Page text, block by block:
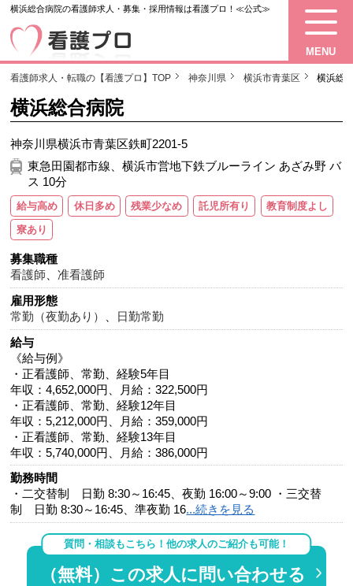
横浜総合病院の看護師求人・募集・採用情報は看護プロ！≪公式≫
MENU
看護師求人・転職の【看護プロ】TOP 神奈川県 横浜市青葉区 横浜総
横浜総合病院
神奈川県横浜市青葉区鉄町2201-5
東急田園都市線、横浜市営地下鉄ブルーライン あざみ野 バ
ス 10分
給与高め 休日多め 残業少なめ 託児所有り 教育制度よし
寮あり
募集職種
看護師、准看護師
雇用形態
常勤（夜勤あり）
日勤常勤
給与
《給与例》
・正看護師、常勤、経験5年目
年収：4,652,000円、月給：322,500円
・正看護師、常勤、経験12年目
年収：5,212,000円、月給：359,000円
・正看護師、常勤、経験13年目
年収：5,740,000円、月給：386,000円
勤務時間
・二交替制 日勤 8:30～16:45、夜勤 16:00～9:00 ・三交替
制 日勤 8:30～16:45、準夜勤 16...続きを見る
質問・相談もこちら！他の求人のご紹介も可能！
（無料）この求人に問い合わせる